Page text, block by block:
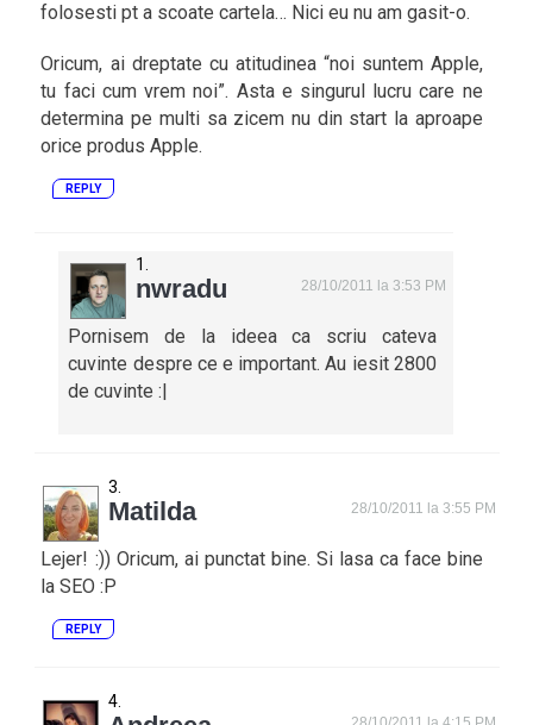
folosesti pt a scoate cartela… Nici eu nu am gasit-o.
Oricum, ai dreptate cu atitudinea “noi suntem Apple,
tu faci cum vrem noi”. Asta e singurul lucru care ne
determina pe multi sa zicem nu din start la aproape
orice produs Apple.
REPLY
nwradu 28/10/2011 la 3:53 PM
Pornisem de la ideea ca scriu cateva
cuvinte despre ce e important. Au iesit 2800
de cuvinte :|
Matilda 28/10/2011 la 3:55 PM
Lejer! :)) Oricum, ai punctat bine. Si lasa ca face bine
la SEO :P
REPLY